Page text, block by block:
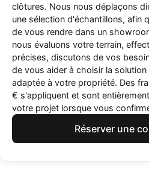
clôtures. Nous nous déplaçons
une sélection d'échantillons, afin
de vous rendre dans un
nous évaluons votre terrain,
précises, discutons de vos
de vous aider à choisir la
adaptée à votre propriété. Des
€ s'appliquent et sont
votre projet lorsque vous
Réserver une